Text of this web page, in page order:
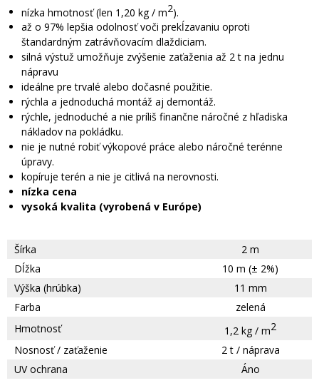
nízka hmotnosť (len 1,20 kg / m2).
až o 97% lepšia odolnosť voči prekĺzavaniu oproti
štandardným zatrávňovacím dlaždiciam.
silná výstuž umožňuje zvýšenie zaťaženia až 2 t na jednu
nápravu
ideálne pre trvalé alebo dočasné použitie.
rýchla a jednoduchá montáž aj demontáž.
rýchle, jednoduché a nie príliš finančne náročné z hľadiska
nákladov na pokládku.
nie je nutné robiť výkopové práce alebo náročné terénne
úpravy.
kopíruje terén a nie je citlivá na nerovnosti.
nízka cena
vysoká kvalita (vyrobená v Európe)
Šírka
2 m
Dĺžka
10 m (± 2%)
Výška (hrúbka)
11 mm
Farba
zelená
Hmotnosť
1,2 kg / m2
Nosnosť / zaťaženie
2 t / náprava
UV ochrana
Áno